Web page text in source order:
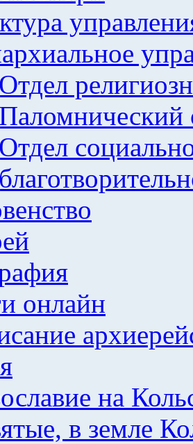
Отдел
Паломнический
Отдел
онлайн
на
в земле